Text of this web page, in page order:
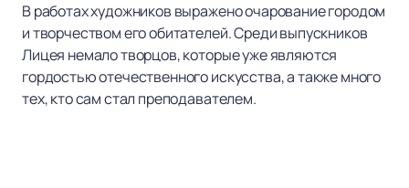
В работах художников выражено очарование городом
и творчеством его обитателей. Среди выпускников
Лицея немало творцов, которые уже являются
гордостью отечественного искусства, а также много
тех, кто сам стал преподавателем.